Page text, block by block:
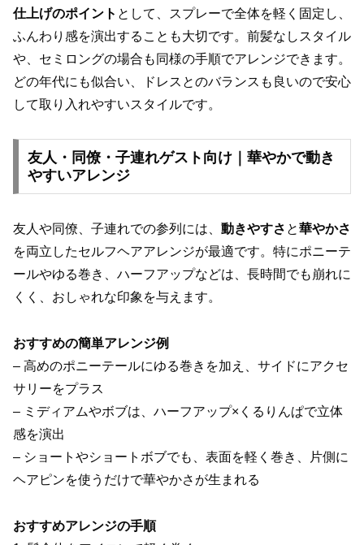
仕上げのポイント として、スプレーで全体を軽く固定し、
ふんわり感を演出することも大切です。前髪なしスタイル
や、セミロングの場合も同様の手順でアレンジできます。
どの年代にも似合い、ドレスとのバランスも良いので安心
して取り入れやすいスタイルです。
友人・同僚・子連れゲスト向け｜華やかで動き
やすいアレンジ
友人や同僚、子連れでの参列には、 動きやすさ と華やかさ
を両立したセルフヘアアレンジが最適です。特にポニーテ
ールやゆる巻き、ハーフアップなどは、長時間でも崩れに
くく、おしゃれな印象を与えます。
おすすめの簡単アレンジ例
– 高めのポニーテールにゆる巻きを加え、サイドにアクセ
サリーをプラス
– ミディアムやボブは、ハーフアップ×くるりんぱで立体
感を演出
– ショートやショートボブでも、表面を軽く巻き、片側に
ヘアピンを使うだけで華やかさが生まれる
おすすめアレンジの手順